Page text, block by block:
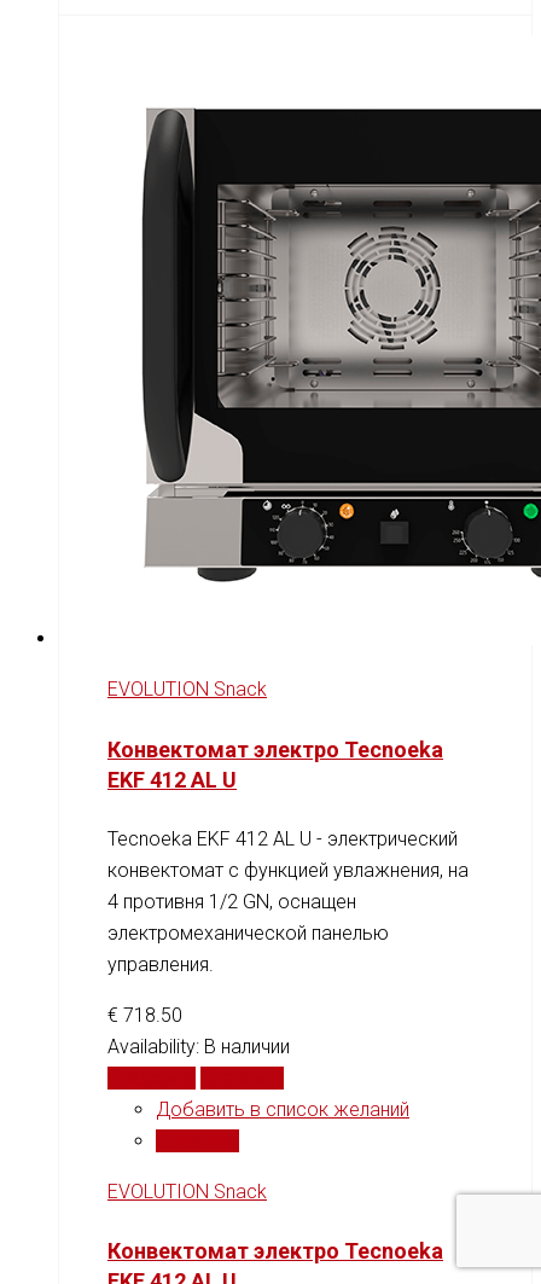
EVOLUTION Snack
Конвектомат электро Tecnoeka
EKF 412 AL U
Tecnoeka EKF 412 AL U - электрический
конвектомат с функцией увлажнения, на
4 противня 1/2 GN, оснащен
электромеханической панелью
управления.
€ 718.50
Availability: В наличии
Добавить в список желаний
EVOLUTION Snack
Конвектомат электро Tecnoeka